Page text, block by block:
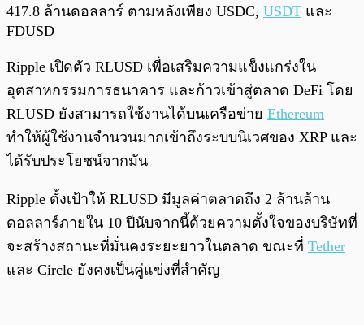
417.8 ล้านดอลลาร์ ตามหลังเพียง USDC, USDT และ
FDUSD
Ripple เปิดตัว RLUSD เพื่อเสริมความแข็งแกร่งใน
อุตสาหกรรมการธนาคาร และก้าวเข้าสู่ตลาด DeFi โดย
RLUSD ยังสามารถใช้งานได้บนเครือข่าย Ethereum
ทำให้ผู้ใช้งานจำนวนมากเข้าถึงระบบนิเวศของ XRP และ
ได้รับประโยชน์จากมัน
Ripple ตั้งเป้าให้ RLUSD มีมูลค่าตลาดถึง 2 ล้านล้าน
ดอลลาร์ภายใน 10 ปีนับจากนี้ด้วยความตั้งใจของบริษัทที่
จะสร้างสถานะที่มั่นคงระยะยาวในตลาด ขณะที่ Tether
และ Circle ยังคงเป็นคู่แข่งที่สำคัญ